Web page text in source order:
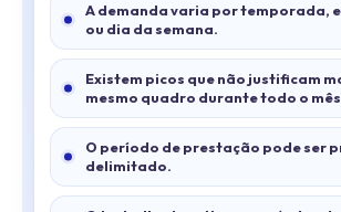
A demanda varia por temporada,
ou dia da semana.
Existem picos que não justificam
mesmo quadro durante todo o
O período de prestação pode ser
delimitado.